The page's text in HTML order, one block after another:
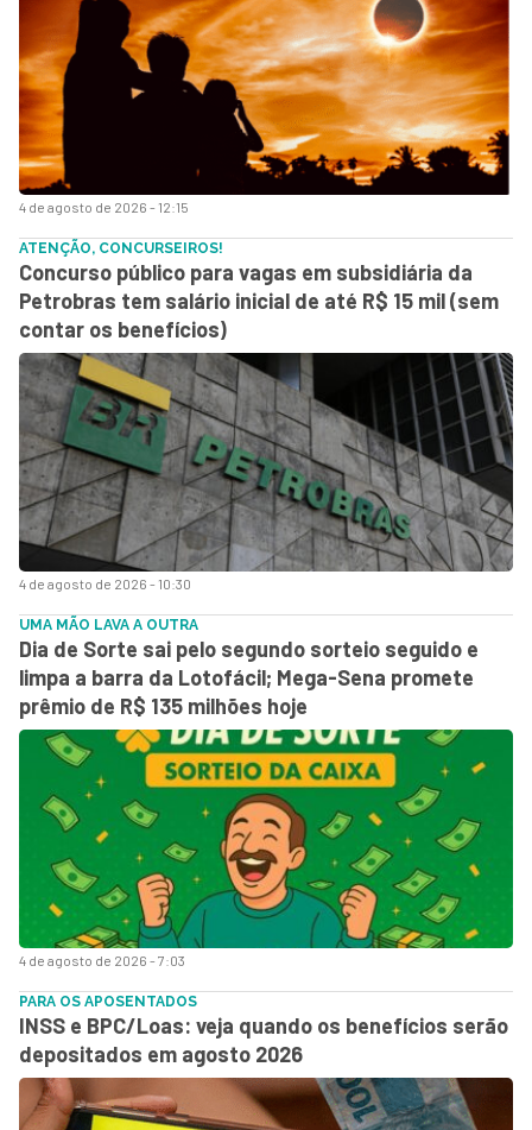
4 de agosto de 2026 - 12:15
4 de agosto de 2026 - 10:30
ATENÇÃO, CONCURSEIROS!
Concurso público para vagas em subsidiária da
Petrobras tem salário inicial de até R$ 15 mil (sem
contar os benefícios)
4 de agosto de 2026 - 7:03
UMA MÃO LAVA A OUTRA
Dia de Sorte sai pelo segundo sorteio seguido e
limpa a barra da Lotofácil; Mega-Sena promete
prêmio de R$ 135 milhões hoje
PARA OS APOSENTADOS
INSS e BPC/Loas: veja quando os benefícios serão
depositados em agosto 2026